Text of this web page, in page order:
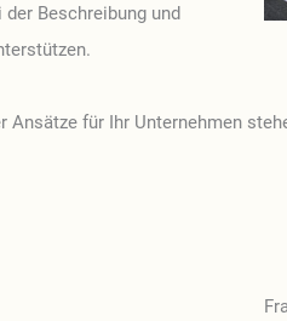
Beschreibung und
Ansätze für Ihr Unternehmen